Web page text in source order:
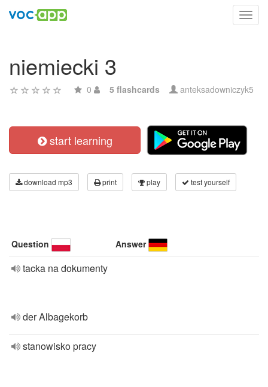
niemiecki 3
0 5 flashcards anteksadowniczyk5
start learning
download mp3 print play test yourself
Question Answer
tacka na dokumenty
der Albagekorb
stanowisko pracy